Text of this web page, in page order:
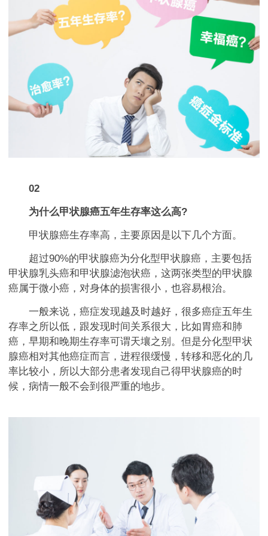
02
为什么甲状腺癌五年生存率这么高?
甲状腺癌生存率高，主要原因是以下几个方面。
超过90%的甲状腺癌为分化型甲状腺癌，主要包括
甲状腺乳头癌和甲状腺滤泡状癌，这两张类型的甲状腺
癌属于微小癌，对身体的损害很小，也容易根治。
一般来说，癌症发现越及时越好，很多癌症五年生
存率之所以低，跟发现时间关系很大，比如胃癌和肺
癌，早期和晚期生存率可谓天壤之别。但是分化型甲状
腺癌相对其他癌症而言，进程很缓慢，转移和恶化的几
率比较小，所以大部分患者发现自己得甲状腺癌的时
候，病情一般不会到很严重的地步。